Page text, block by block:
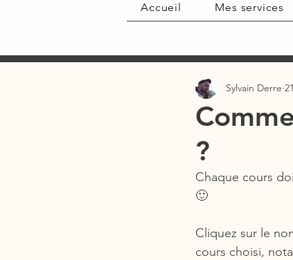
Accueil Mes services
?
Sylvain Derre
Chaque cours
🙂
Cliquez sur le
cours choisi,